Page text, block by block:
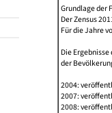
Grundlage der
Der Zensus
Für die Jahre
Die
der
2004:
2007:
2008: